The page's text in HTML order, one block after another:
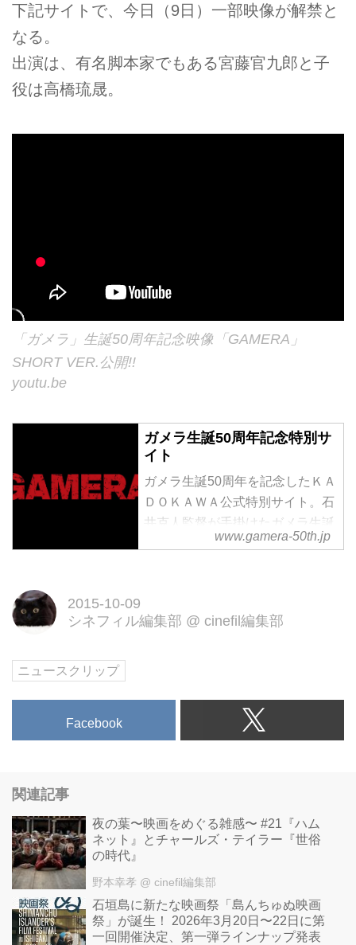
下記サイトで、今日（9日）一部映像が解禁と
なる。
出演は、有名脚本家でもある宮藤官九郎と子
役は高橋琉晟。
「ガメラ」生誕50周年記念映像「GAMERA」
SHORT VER.公開!!
youtu.be
ガメラ生誕50周年記念特別サ
イト
ガメラ生誕50周年を記念したＫＡ
ＤＯＫＡＷＡ公式特別サイト。石
井克人監督が手掛けたガメラ生誕
50周年記念特別映像ショートバー
www.gamera-50th.jp
2015-10-09
シネフィル編集部 @ cinefil編集部
ニュースクリップ
Facebook
関連記事
夜の葉〜映画をめぐる雑感〜 #21『ハム
ネット』とチャールズ・テイラー『世俗
の時代』
野本幸孝 @ cinefil編集部
石垣島に新たな映画祭「島んちゅぬ映画
祭」が誕生！ 2026年3月20日〜22日に第
一回開催決定、第一弾ラインナップ発表